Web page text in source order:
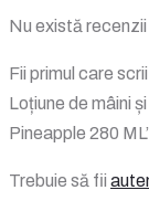
Nu există
Fii primul care
Loțiune de mâini
Pineapple 280
Trebuie să fii